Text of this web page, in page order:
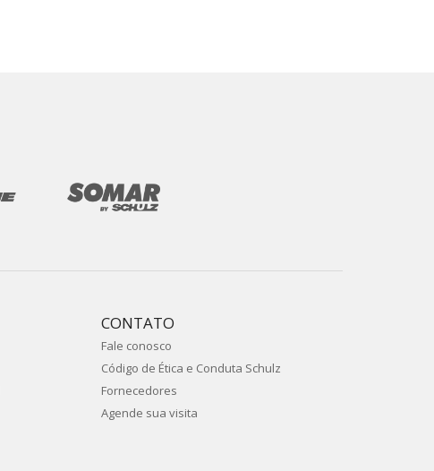
CONTATO
Fale conosco
Código de Ética e Conduta Schulz
Fornecedores
Agende sua visita